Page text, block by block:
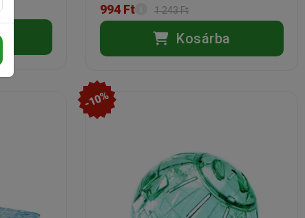
994 Ft 1 243 Ft
Kosárba
-10%